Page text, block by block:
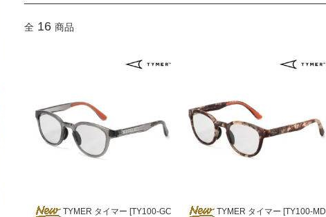
全 16 商品
TYMER タイマー [TY100-GC
TYMER タイマー [TY100-MD